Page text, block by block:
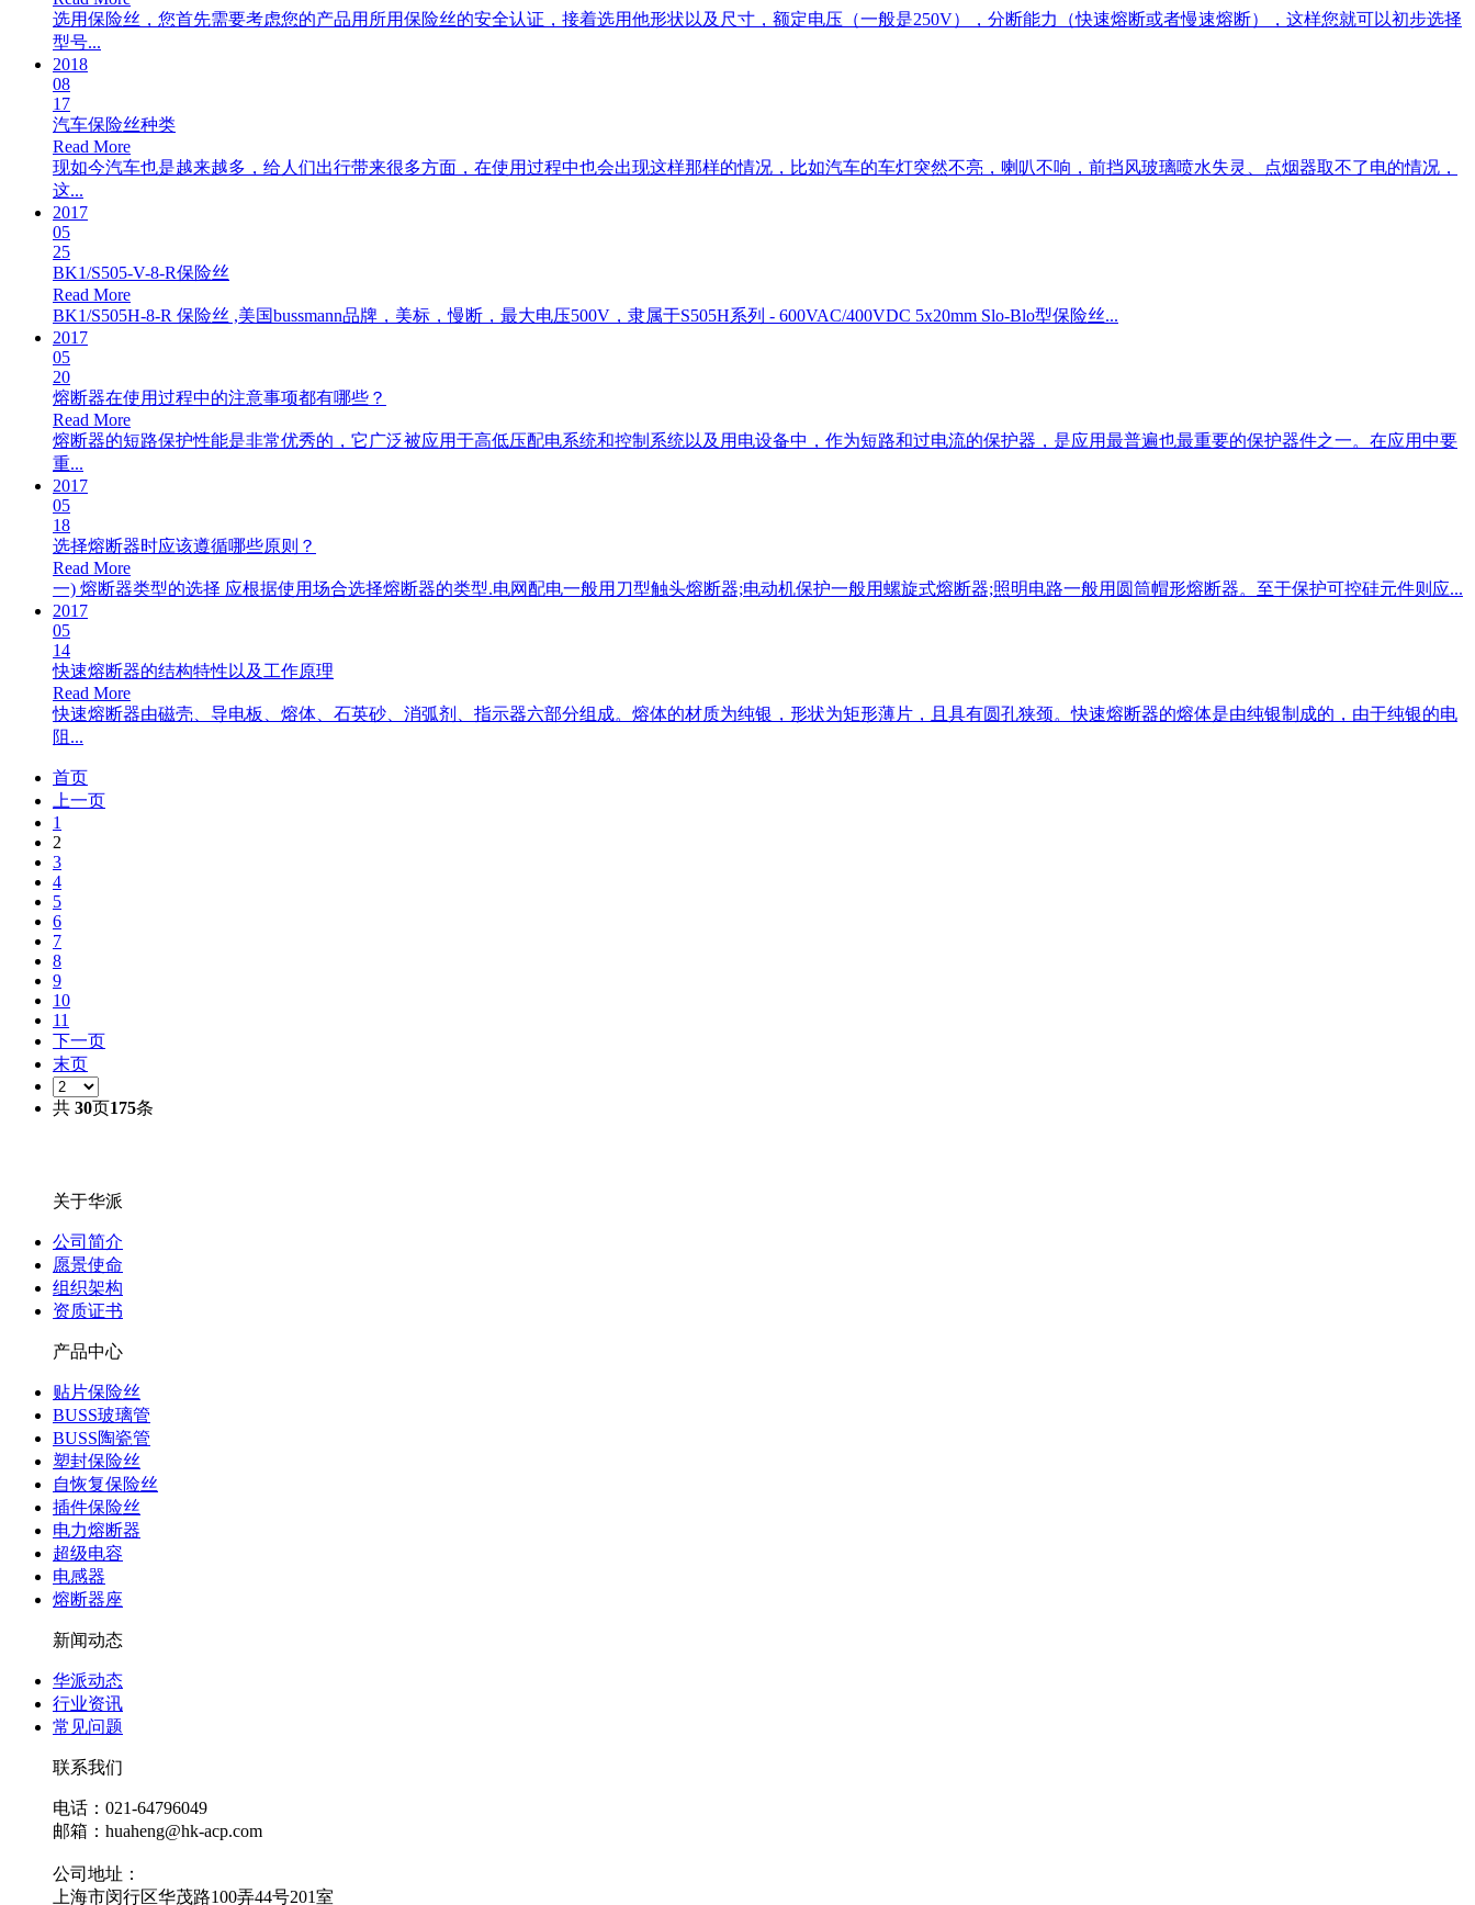
选用保险丝，您首先需要考虑您的产品用所用保险丝的安全认证，接着选用他形状以及尺寸，额定电压（一般是250V），分断能力（快速熔断或者慢速熔断），这样您就可以初步选择
型号...
2018
08
17
汽车保险丝种类
Read More
现如今汽车也是越来越多，给人们出行带来很多方面，在使用过程中也会出现这样那样的情况，比如汽车的车灯突然不亮，喇叭不响，前挡风玻璃喷水失灵、点烟器取不了电的情况，
这...
2017
05
25
BK1/S505-V-8-R保险丝
Read More
BK1/S505H-8-R 保险丝 ,美国bussmann品牌，美标，慢断，最大电压500V，隶属于S505H系列 - 600VAC/400VDC 5x20mm Slo-Blo型保险丝...
2017
05
20
熔断器在使用过程中的注意事项都有哪些？
Read More
熔断器的短路保护性能是非常优秀的，它广泛被应用于高低压配电系统和控制系统以及用电设备中，作为短路和过电流的保护器，是应用最普遍也最重要的保护器件之一。在应用中要
重...
2017
05
18
选择熔断器时应该遵循哪些原则？
Read More
一) 熔断器类型的选择 应根据使用场合选择熔断器的类型.电网配电一般用刀型触头熔断器;电动机保护一般用螺旋式熔断器;照明电路一般用圆筒帽形熔断器。至于保护可控硅元件则应...
2017
05
14
快速熔断器的结构特性以及工作原理
Read More
快速熔断器由磁壳、导电板、熔体、石英砂、消弧剂、指示器六部分组成。熔体的材质为纯银，形状为矩形薄片，且具有圆孔狭颈。快速熔断器的熔体是由纯银制成的，由于纯银的电
阻...
首页
上一页
1
2
3
4
5
6
7
8
9
10
11
下一页
末页
共 30页175条
关于华派
公司简介
愿景使命
组织架构
资质证书
产品中心
贴片保险丝
BUSS玻璃管
BUSS陶瓷管
塑封保险丝
自恢复保险丝
插件保险丝
电力熔断器
超级电容
电感器
熔断器座
新闻动态
华派动态
行业资讯
常见问题
联系我们
电话：021-64796049
邮箱：huaheng@hk-acp.com
公司地址：
上海市闵行区华茂路100弄44号201室